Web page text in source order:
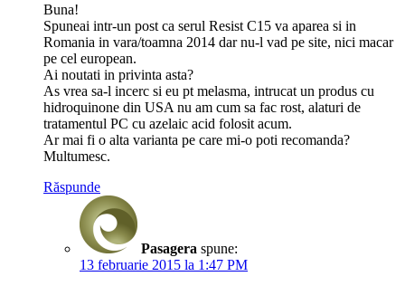
Buna!
Spuneai intr-un post ca serul Resist C15 va aparea si in
Romania in vara/toamna 2014 dar nu-l vad pe site, nici macar
pe cel european.
Ai noutati in privinta asta?
As vrea sa-l incerc si eu pt melasma, intrucat un produs cu
hidroquinone din USA nu am cum sa fac rost, alaturi de
tratamentul PC cu azelaic acid folosit acum.
Ar mai fi o alta varianta pe care mi-o poti recomanda?
Multumesc.
Răspunde
Pasagera spune:
13 februarie 2015 la 1:47 PM